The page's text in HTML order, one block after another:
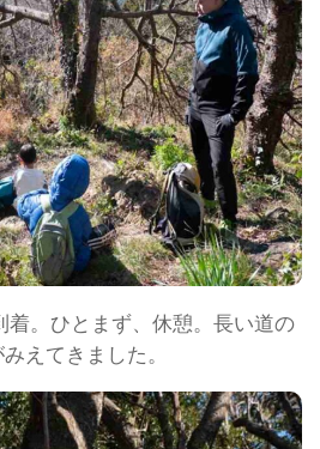
着。ひとまず、休憩。長い道の
えてきました。